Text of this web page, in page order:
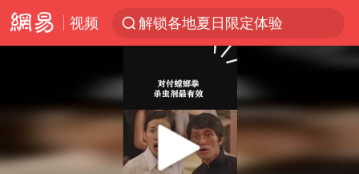
视频
解锁各地夏日限定体验
金饰克价一夜涨回1300元
峰哥实名举报汪海林偷税漏税